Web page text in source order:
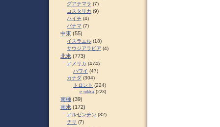
グアテマラ (7)
コスタリカ (9)
ハイチ (4)
パナマ (7)
中東 (55)
イスラエル (18)
サウジアラビア (4)
北米 (773)
アメリカ (474)
ハワイ (47)
カナダ (304)
トロント (224)
e-nikka (223)
南極 (39)
南米 (172)
アルゼンチン (32)
チリ (7)